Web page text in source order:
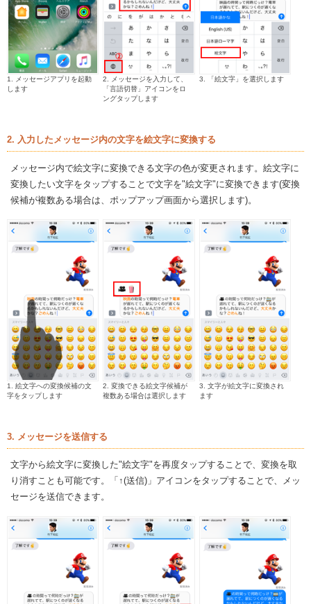
1. メッセージアプリを起動
します
2. メッセージを入力して、
「言語切替」アイコンをロ
ングタップします
3. 「絵文字」を選択します
2. 入力したメッセージ内の文字を絵文字に変換する
メッセージ内で絵文字に変換できる文字の色が変更されます。絵文字に
変換したい文字をタップすることで文字を"絵文字"に変換できます(変換
候補が複数ある場合は、ポップアップ画面から選択します)。
1. 絵文字への変換候補の文
字をタップします
2. 変換できる絵文字候補が
複数ある場合は選択します
3. 文字が絵文字に変換され
ます
3. メッセージを送信する
文字から絵文字に変換した"絵文字"を再度タップすることで、変換を取
り消すことも可能です。「↑(送信)」アイコンをタップすることで、メッ
セージを送信できます。